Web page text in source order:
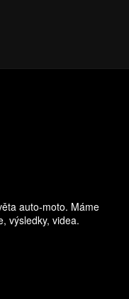
auto-moto. Máme
výsledky, videa.